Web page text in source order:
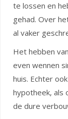
te lossen en
gehad. Over
al vaker
Het hebben
even wennen
huis. Echter
hypotheek, als
de dure